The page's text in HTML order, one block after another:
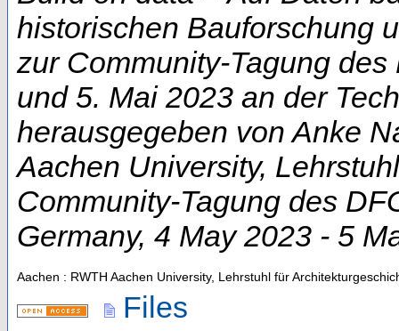
historischen Bauforschung
zur Community-Tagung
und 5. Mai 2023 an der
herausgegeben von Anke
Aachen University,
Community-Tagung des
Germany, 4 May 2023 - 5
Aachen : RWTH Aachen University, Lehrstuhl für
Files